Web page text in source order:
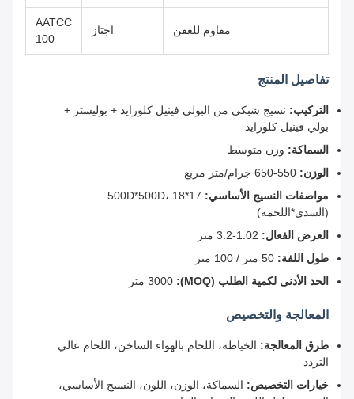
مقاوم للعفن اجتاز
AATCC
100
تفاصيل المنتج
التركيب: نسيج شبكي من البولي فينيل كلورايد + بوليستر +
بولي فينيل كلورايد
السماكة: وزن متوسط
الوزن:
مواصفات النسيج الأساسي: 500D*500D، 18*17
(السدى*اللحمة)
العرض الفعال:
طول اللفة:
الحد الأدنى لكمية الطلب (MOQ):
المعالجة والتخصيص
طرق المعالجة: الخياطة، اللحام بالهواء الساخن، اللحام عالي
التردد
خيارات التخصيص: السماكة، الوزن، اللون، النسيج الأساسي،